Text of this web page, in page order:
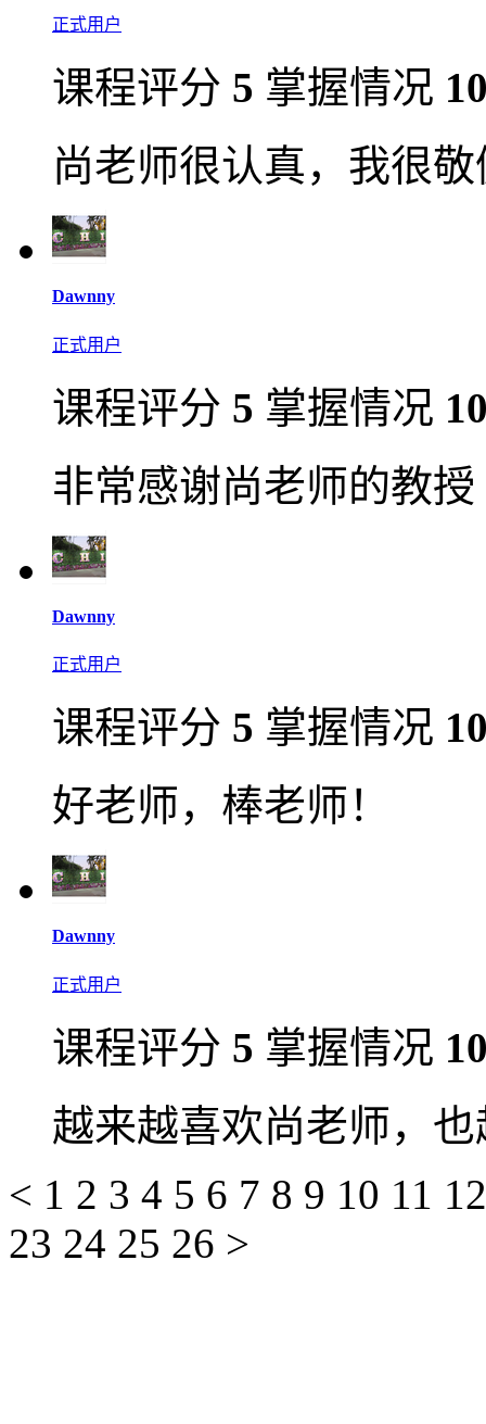
正式用户
课程评分 5 掌握情况
尚老师很认真，我很
Dawnny
正式用户
课程评分 5 掌握情况
非常感谢尚老师的教授
Dawnny
正式用户
课程评分 5 掌握情况
好老师，棒老师！
Dawnny
正式用户
课程评分 5 掌握情况
越来越喜欢尚老师，
< 1 2 3 4 5 6 7 8 9 10 11
23 24 25 26 >